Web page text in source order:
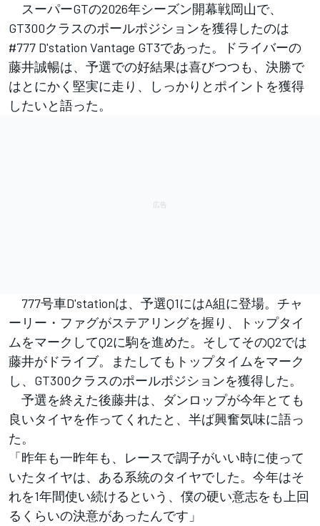
スーパーGTの2026年シーズン開幕戦岡山で、
GT300クラスのポールポジションを獲得したのは
#777 D'station Vantage GT3であった。ドライバーの
藤井誠暢は、予選での好結果は喜びつつも、決勝で
はとにかく堅実に走り、しっかりとポイントを獲得
したいと語った。
777号車D'stationは、予選Q1にはA組に登場。チャ
ーリー・ファグがステアリングを握り、トップタイ
ムをマークしてQ2に駒を進めた。そしてそのQ2では
藤井がドライブ。またしてもトップタイムをマーク
し、GT300クラスのポールポジションを獲得した。
予選を終えた後藤井は、ダンロップが今年とても
良いタイヤを作ってくれたと、半ば興奮気味に語っ
た。
「昨年も一昨年も、レースで調子がいい時に使って
いたタイヤは、ある系統のタイヤでした。今年はそ
れを1年間使い続けるという、僕の硬い意志をも上回
るくらいの決意があったんです」